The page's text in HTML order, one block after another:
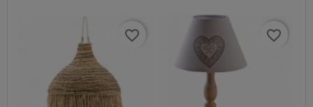
favorite_border favorite_border